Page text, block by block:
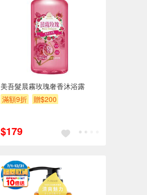
美吾髮晨霧玫瑰奢香沐浴露
滿額9折
贈$200
$179